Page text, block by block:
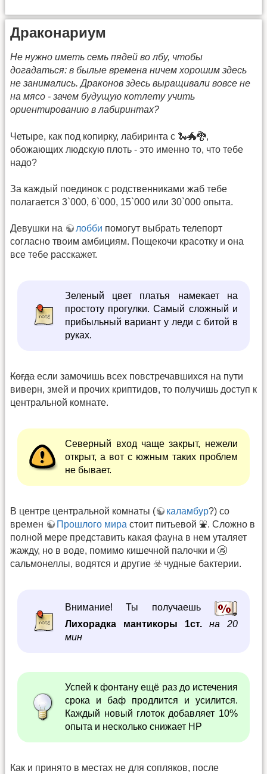
Драконариум
Не нужно иметь семь пядей во лбу, чтобы
догадаться: в былые времена ничем хорошим здесь
не занимались. Драконов здесь выращивали вовсе не
на мясо - зачем будущую котлету учить
ориентированию в лабиринтах?
Четыре, как под копирку, лабиринта с 🐍🐲🐉,
обожающих людскую плоть - это именно то, что тебе
надо?
За каждый поединок с родственниками жаб тебе
полагается 3`000, 6`000, 15`000 или 30`000 опыта.
Девушки на лобби помогут выбрать телепорт
согласно твоим амбициям. Пощекочи красотку и она
все тебе расскажет.
Зеленый цвет платья намекает на
простоту прогулки. Самый сложный и
прибыльный вариант у леди с битой в
руках.
Когда если замочишь всех повстречавшихся на пути
виверн, змей и прочих криптидов, то получишь доступ к
центральной комнате.
Северный вход чаще закрыт, нежели
открыт, а вот с южным таких проблем
не бывает.
В центре центральной комнаты ( каламбур?) со
времен
Прошлого мира стоит питьевой ⛲. Сложно в
полной мере представить какая фауна в нем уталяет
жажду, но в воде, помимо кишечной палочки и 🚱
сальмонеллы, водятся и другие ☣️ чудные бактерии.
Внимание! Ты получаешь
Лихорадка мантикоры 1ст.
на 20
мин
Успей к фонтану ещё раз до истечения
срока и баф продлится и усилится.
Каждый новый глоток добавляет 10%
опыта и несколько снижает HP
Как и принято в местах не для сопляков, после